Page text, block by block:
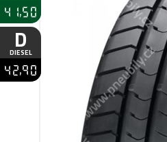
41,50
D
DIESEL
42,90